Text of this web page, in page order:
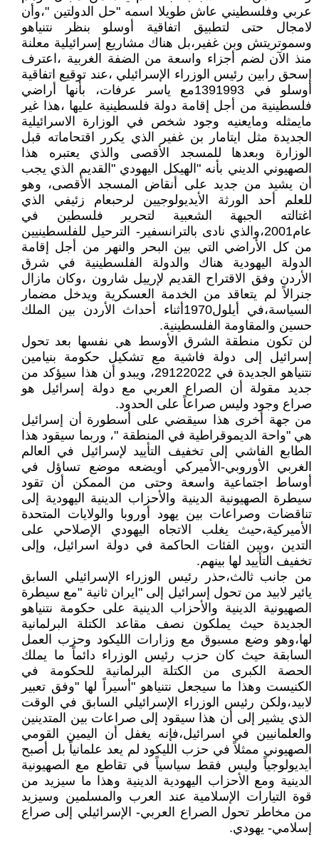
عربي وفلسطيني عاش طويلا اسمه "حل الدولتين "،وأن
لامجال حتى لتطبيق اتفاقية أوسلو بنظر نتنياهو
وسموتريتش وبن غفير،بل هناك مشاريع إسرائيلية معلنة
منذ الآن لضم أجزاء واسعة من الضفة الغربية ،اعترف
إسحق رابين رئيس الوزراء الإسرائيلي ،عند توقيع اتفاقية
أوسلو في 1391993مع ياسر عرفات، بأنها أراضي
فلسطينية من أجل إقامة دولة فلسطينية عليها ،هذا غير
مايمثله ومايعنيه وجود شخص في الوزارة الاسرائيلية
الجديدة مثل ايتامار بن غفير الذي يكرر اقتحاماته قبل
الوزارة وبعدها للمسجد الأقصى والذي يعتبره هذا
الصهيوني الديني بأنه "الهيكل اليهودي "القديم الذي يجب
أن يشيد من جديد على أنقاض المسجد الأقصى، وهو
للعلم أحد الورثة الأيديولوجيين لرحبعام زئيفي الذي
اغتالته الجبهة الشعبية لتحرير فلسطين في
عام2001،والذي نادى بالترانسفير- الترحيل للفلسطينيين
من كل الأراضي التي بين البحر والنهر من أجل إقامة
الدولة اليهودية هناك والدولة الفلسطينية في شرق
الأردن وفق الاقتراح القديم لإرييل شارون ،وكان مازال
جنرالاً لم يتعاقد من الخدمة العسكرية ويدخل مضمار
السياسة،في أيلول1970أثناء أحداث الأردن بين الملك
حسين والمقاومة الفلسطينية.
لن تكون منطقة الشرق الأوسط هي نفسها بعد تحول
إسرائيل إلى دولة فاشية مع تشكيل حكومة بنيامين
نتنياهو الجديدة في 29122022، ويبدو أن هذا سيؤكد من
جديد مقولة أن الصراع العربي مع دولة إسرائيل هو
صراع وجود وليس صراعاً على الحدود.
من جهة أخرى هذا سيقضي على أسطورة أن إسرائيل
هي "واحة الديموقراطية في المنطقة "، وربما سيقود هذا
الطابع الفاشي إلى تخفيف التأييد لإسرائيل في العالم
الغربي الأوروبي-الأميركي أويضعه موضع تساؤل في
أوساط اجتماعية واسعة وحتى من الممكن أن تقود
سيطرة الصهيونية الدينية والأحزاب الدينية اليهودية إلى
تناقضات وصراعات بين يهود أوروبا والولايات المتحدة
الأميركية،حيث يغلب الاتجاه اليهودي الإصلاحي على
التدين ،وبين الفئات الحاكمة في دولة اسرائيل، وإلى
تخفيف التأييد لها بينهم.
من جانب ثالث،حذر رئيس الوزراء الإسرائيلي السابق
يائير لابيد من تحول إسرائيل إلى "ايران ثانية "مع سيطرة
الصهيونية الدينية والأحزاب الدينية على حكومة نتنياهو
الجديدة حيث يملكون نصف مقاعد الكتلة البرلمانية
لها،وهو وضع مسبوق مع وزارات الليكود وحزب العمل
السابقة حيث كان حزب رئيس الوزراء دائماً ما يملك
الحصة الكبرى من الكتلة البرلمانية للحكومة في
الكنيست وهذا ما سيجعل نتنياهو "أسيراً لها "وفق تعبير
لابيد،ولكن رئيس الوزراء الإسرائيلي السابق في الوقت
الذي يشير إلى أن هذا سيقود إلى صراعات بين المتدينين
والعلمانيين في اسرائيل،فإنه يغفل أن اليمين القومي
الصهيوني ممثلاً في حزب الليكود لم يعد علمانياً بل أصبح
أيديولوجياً وليس فقط سياسياً في تقاطع مع الصهيونية
الدينية ومع الأحزاب اليهودية الدينية وهذا ما سيزيد من
قوة التيارات الإسلامية عند العرب والمسلمين وسيزيد
من مخاطر تحول الصراع العربي- الإسرائيلي إلى صراع
إسلامي- يهودي.